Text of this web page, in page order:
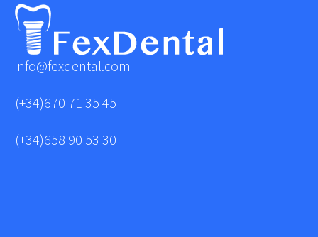
info@fexdental.com
(+34)670 71 35 45
(+34)658 90 53 30